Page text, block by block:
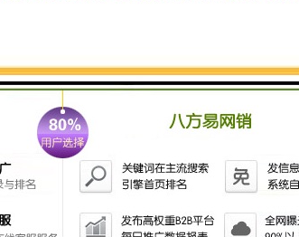
调费)
业裙楼为约克中央空调 电梯:30部客梯、2部消防梯
、